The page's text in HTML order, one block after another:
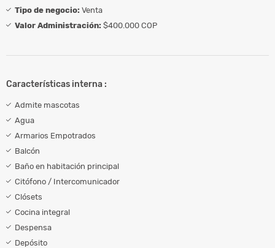
Tipo de negocio: Venta
Valor Administración: $400.000 COP
Características interna :
Admite mascotas
Agua
Armarios Empotrados
Balcón
Baño en habitación principal
Citófono / Intercomunicador
Clósets
Cocina integral
Despensa
Depósito